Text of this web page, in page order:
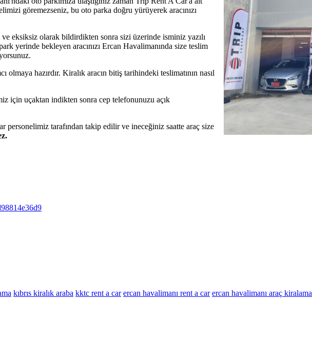
göremezseniz, bu oto parka doğru yürüyerek aracınızı
eksiksiz olarak bildirdikten sonra sizi üzerinde isminiz yazılı
yerinde bekleyen aracınızı Ercan Havalimanında size teslim
hazırdır. Kiralık aracın bitiş tarihindeki teslimatının nasıl
için uçaktan indikten sonra cep telefonunuzu açık
personelimiz tarafından takip edilir ve ineceğiniz saatte araç size
kıbrıs kiralık araba kktc rent a car ercan havalimanı rent a car ercan havalimanı araç kiralama